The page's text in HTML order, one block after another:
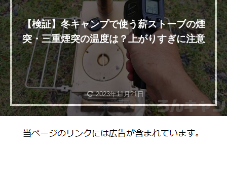
【検証】冬キャンプで使う薪ストーブの煙
突・三重煙突の温度は？上がりすぎに注意
2023年11月21日